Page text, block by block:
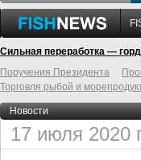
Сильная переработка —
Поручения Президента
Торговля рыбой и
Новости
17 июля 2020